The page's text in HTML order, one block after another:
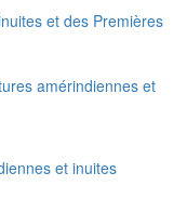
et des Premières
amérindiennes et
et inuites